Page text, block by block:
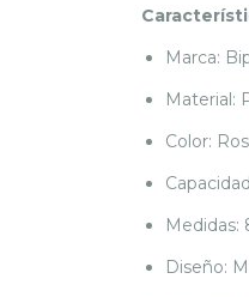
Marca:
Material:
Color:
Medidas:
Diseño: